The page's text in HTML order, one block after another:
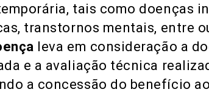
tais como doenças
transtornos mentais, entre
leva em consideração a
e a avaliação técnica
a concessão do benefício